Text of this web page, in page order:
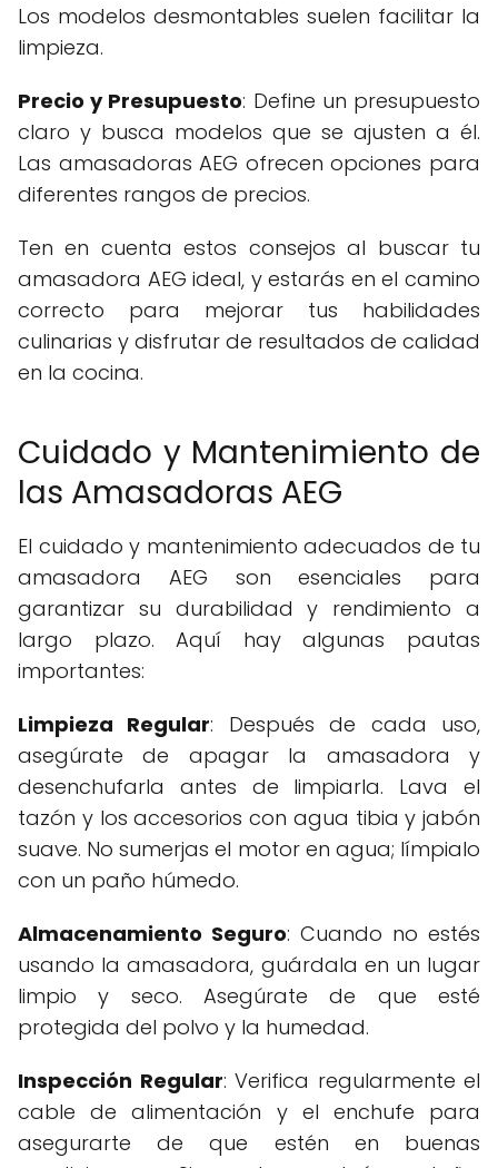
Los modelos desmontables suelen facilitar la
limpieza.
Precio y Presupuesto: Define un presupuesto
claro y busca modelos que se ajusten a él.
Las amasadoras AEG ofrecen opciones para
diferentes rangos de precios.
Ten en cuenta estos consejos al buscar tu
amasadora AEG ideal, y estarás en el camino
correcto para mejorar tus habilidades
culinarias y disfrutar de resultados de calidad
en la cocina.
Cuidado y Mantenimiento de
las Amasadoras AEG
El cuidado y mantenimiento adecuados de tu
amasadora AEG son esenciales para
garantizar su durabilidad y rendimiento a
largo plazo. Aquí hay algunas pautas
importantes:
Limpieza Regular: Después de cada uso,
asegúrate de apagar la amasadora y
desenchufarla antes de limpiarla. Lava el
tazón y los accesorios con agua tibia y jabón
suave. No sumerjas el motor en agua; límpialo
con un paño húmedo.
Almacenamiento Seguro: Cuando no estés
usando la amasadora, guárdala en un lugar
limpio y seco. Asegúrate de que esté
protegida del polvo y la humedad.
Inspección Regular: Verifica regularmente el
cable de alimentación y el enchufe para
asegurarte de que estén en buenas